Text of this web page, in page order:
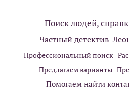
Поиск людей,
Частный детектив
Профессиональный поиск
Предлагаем варианты
Помогаем найти